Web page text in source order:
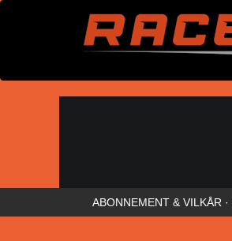
ABONNEMENT & VILKÅR ·